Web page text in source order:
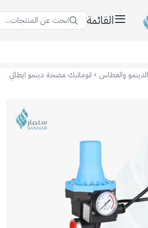
القائمة ابحث عن المنتجات...
الدينمو والغطاس اتوماتيك مضخة دينمو ايطالي